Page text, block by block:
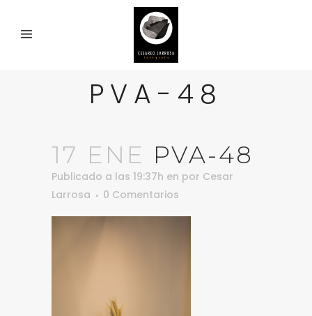
PVA-48
17 ENE PVA-48
Publicado a las 19:37h en por Cesar
Larrosa
0 Comentarios